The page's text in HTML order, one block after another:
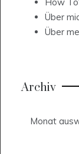
How
Über
Über
Archiv